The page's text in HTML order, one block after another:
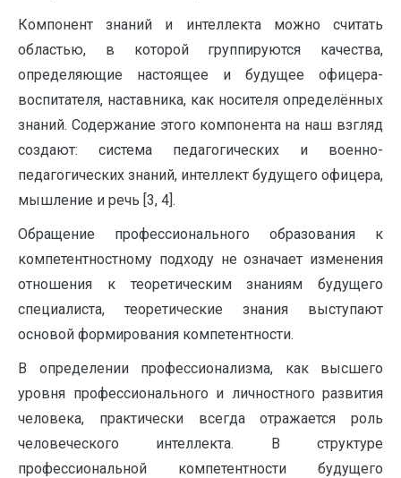
Компонент знаний и интеллекта можно считать
областью, в которой группируются качества,
определяющие настоящее и будущее офицера-
воспитателя, наставника, как носителя определённых
знаний. Содержание этого компонента на наш взгляд
создают: система педагогических и военно-
педагогических знаний, интеллект будущего офицера,
мышление и речь [3, 4].
Обращение профессионального образования к
компетентностному подходу не означает изменения
отношения к теоретическим знаниям будущего
специалиста, теоретические знания выступают
основой формирования компетентности.
В определении профессионализма, как высшего
уровня профессионального и личностного развития
человека, практически всегда отражается роль
человеческого интеллекта. В структуре
профессиональной компетентности будущего